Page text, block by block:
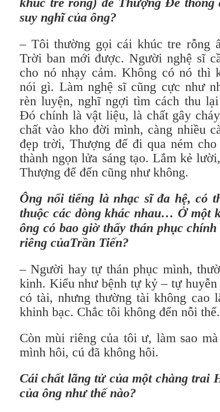
suy nghĩ của ông?
– Tôi thường gọi cái khúc tre rỗng
Trời ban mới được. Người nghệ sĩ
cho nó nhạy cảm. Không có nó thì
nói gì. Làm nghệ sĩ cũng cực như
rèn luyện, nghĩ ngợi tìm cách thu
Đó chính là vật liệu, là chất gây
chất vào kho đời mình, càng nhiều
đẹp trời, Thượng đế đi qua ném
thành ngọn lửa sáng tạo. Lắm kẻ
Thượng đế đến cũng như không.
Ông nổi tiếng là nhạc sĩ đa hệ, có
thuộc các dòng khác nhau… Ở một
ông có bao giờ thấy thán phục
riêng củaTrần Tiến?
– Người hay tự thán phục mình,
kinh. Kiểu như bệnh tự kỷ – tự
có tài, nhưng thường tài không cao
khinh bạc. Chắc tôi không đến nỗi thế.
Còn mùi riêng của tôi ư, làm sao
mình hôi, cú đã không hôi.
Cái chất lãng tử của một chàng trai
của ông như thế nào?